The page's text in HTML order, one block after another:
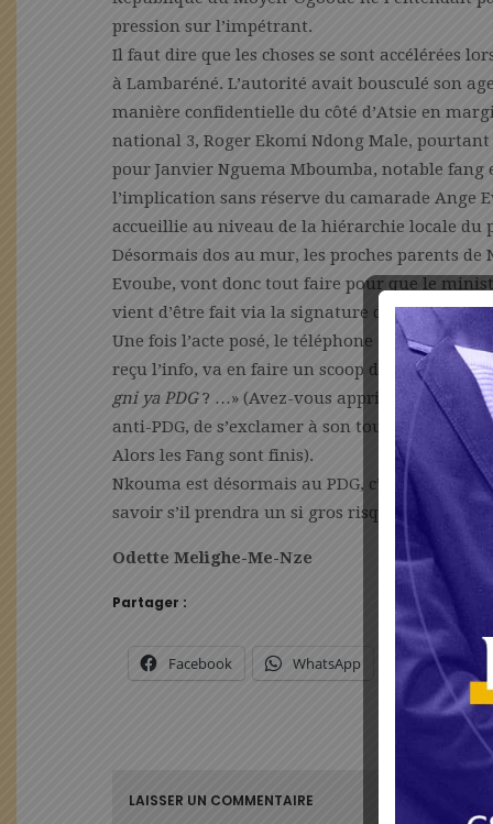
pression sur l’impétrant.
Il faut dire que les choses se sont accélérées
à Lambaréné. L’autorité avait bousculé son
manière confidentielle du côté d’Atsie en
national 3, Roger Ekomi Ndong Male,
pour Janvier Nguema Mboumba, notable fang
l’implication sans réserve du camarade Ange
accueillie au niveau de la hiérarchie locale du
Désormais dos au mur, les proches parents
Evoube, vont donc tout faire pour que le
vient d’être fait via la signature de la fiche
Une fois l’acte posé, le téléphone arabe a fait
reçu l’info, va en faire un scoop dans le village
gni ya PDG? …» (Avez-vous appris que
anti-PDG, de s’exclamer à son tour : «
A gni ya
Alors les Fang sont finis).
Nkouma est désormais au PDG, c’est une
savoir s’il prendra un si gros risque.
Odette Melighe-Me-Nze
Partager :
Facebook WhatsApp X
LAISSER UN COMMENTAIRE